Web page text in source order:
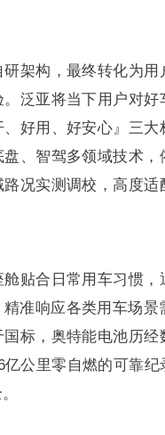
架构，最终转化为用
泛亚将当下用户对好
好用、好安心』三大
、智驾多领域技术，
况实测调校，高度适
舱贴合日常用车习惯，
准响应各类用车场景
标，奥特能电池历经
亿公里零自燃的可靠纪